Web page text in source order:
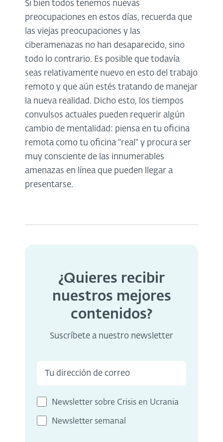
Si bien todos tenemos nuevas
preocupaciones en estos días, recuerda que
las viejas preocupaciones y las
ciberamenazas no han desaparecido, sino
todo lo contrario. Es posible que todavía
seas relativamente nuevo en esto del trabajo
remoto y que aún estés tratando de manejar
la nueva realidad. Dicho esto, los tiempos
convulsos actuales pueden requerir algún
cambio de mentalidad: piensa en tu oficina
remota como tu oficina "real" y procura ser
muy consciente de las innumerables
amenazas en línea que pueden llegar a
presentarse.
¿Quieres recibir
nuestros mejores
contenidos?
Suscríbete a nuestro newsletter
Newsletter sobre Crisis en Ucrania
Newsletter semanal